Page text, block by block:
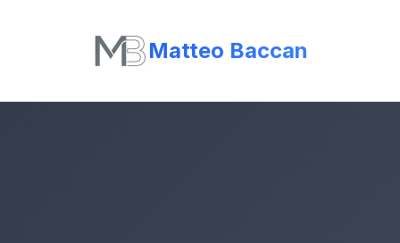
Matteo Baccan